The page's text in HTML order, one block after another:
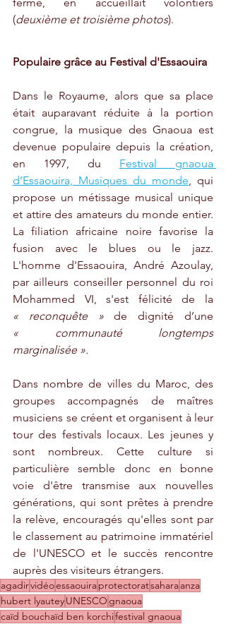
(deuxième et troisième photos).
Populaire grâce au Festival d'Essaouira
Dans le Royaume, alors que sa place
était auparavant réduite à la portion
congrue, la musique des Gnaoua est
devenue populaire depuis la création,
en 1997, du Festival gnaoua
d’Essaouira, Musiques du monde , qui
propose un métissage musical unique
et attire des amateurs du monde entier.
La filiation africaine noire favorise la
fusion avec le blues ou le jazz.
L'homme d'Essaouira, André Azoulay,
par ailleurs conseiller personnel du roi
« reconquête »
« communauté longtemps
marginalisée ».
Dans nombre de villes du Maroc, des
groupes accompagnés de maîtres
musiciens se créent et organisent à leur
tour des festivals locaux. Les jeunes y
sont nombreux. Cette culture si
particulière semble donc en bonne
voie d'être transmise aux nouvelles
générations, qui sont prêtes à prendre
la relève, encouragés qu'elles sont par
le classement au patrimoine immatériel
de l'UNESCO et le succès rencontre
auprès des visiteurs étrangers.
agadirvidéoessaouiraprotectoratsaharaanza
hubert lyauteyUNESCO gnaoua
caïd bouchaïd ben korchifestival gnaoua